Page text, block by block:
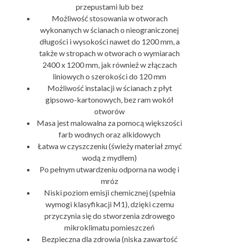
przepustami lub bez
Możliwość stosowania w otworach
wykonanych w ścianach o nieograniczonej
długości i wysokości nawet do 1200 mm, a
także w stropach w otworach o wymiarach
2400 x 1200 mm, jak również w złączach
liniowych o szerokości do 120 mm
Możliwość instalacji w ścianach z płyt
gipsowo-kartonowych, bez ram wokół
otworów
Masa jest malowalna za pomocą większości
farb wodnych oraz alkidowych
Łatwa w czyszczeniu (świeży materiał zmyć
wodą z mydłem)
Po pełnym utwardzeniu odporna na wodę i
mróz
Niski poziom emisji chemicznej (spełnia
wymogi klasyfikacji M1), dzięki czemu
przyczynia się do stworzenia zdrowego
mikroklimatu pomieszczeń
Bezpieczna dla zdrowia (niska zawartość